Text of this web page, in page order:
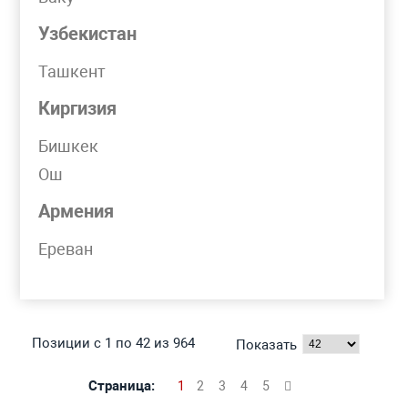
Узбекистан
Ташкент
Киргизия
Бишкек
Ош
Армения
Ереван
КАТАЛОГ
КРЕСТОВИНА ПЛАСТИКОВАЯ
Позиции с 1 по 42 из 964 Показать
Страница: 1 2 3 4 5